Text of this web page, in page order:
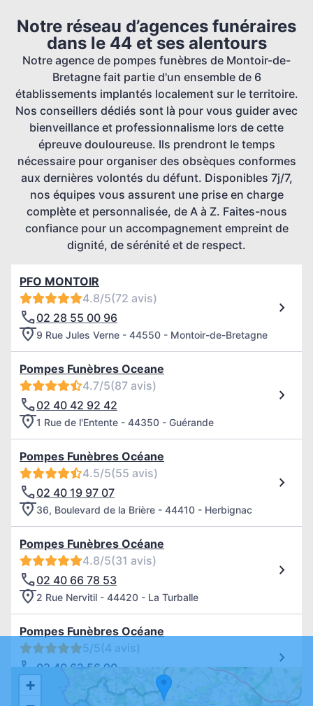
Notre réseau d’agences funéraires
dans le 44 et ses alentours
Notre agence de pompes funèbres de Montoir-de-
Bretagne fait partie d'un ensemble de 6
établissements implantés localement sur le territoire.
Nos conseillers dédiés sont là pour vous guider avec
bienveillance et professionnalisme lors de cette
épreuve douloureuse. Ils prendront le temps
nécessaire pour organiser des obsèques conformes
aux dernières volontés du défunt. Disponibles 7j/7,
nos équipes vous assurent une prise en charge
complète et personnalisée, de A à Z. Faites-nous
confiance pour un accompagnement empreint de
dignité, de sérénité et de respect.
PFO MONTOIR
4.8/5(72 avis)
02 28 55 00 96
9 Rue Jules Verne - 44550 - Montoir-de-Bretagne
Pompes Funèbres Oceane
4.7/5(87 avis)
02 40 42 92 42
1 Rue de l'Entente - 44350 - Guérande
Pompes Funèbres Océane
4.5/5(55 avis)
02 40 19 97 07
36, Boulevard de la Brière - 44410 - Herbignac
Pompes Funèbres Océane
4.8/5(31 avis)
02 40 66 78 53
2 Rue Nervitil - 44420 - La Turballe
Pompes Funèbres Océane
5/5(4 avis)
02 40 62 56 90
12, Rue du Bois - 44510 - Le Pouliguen
+